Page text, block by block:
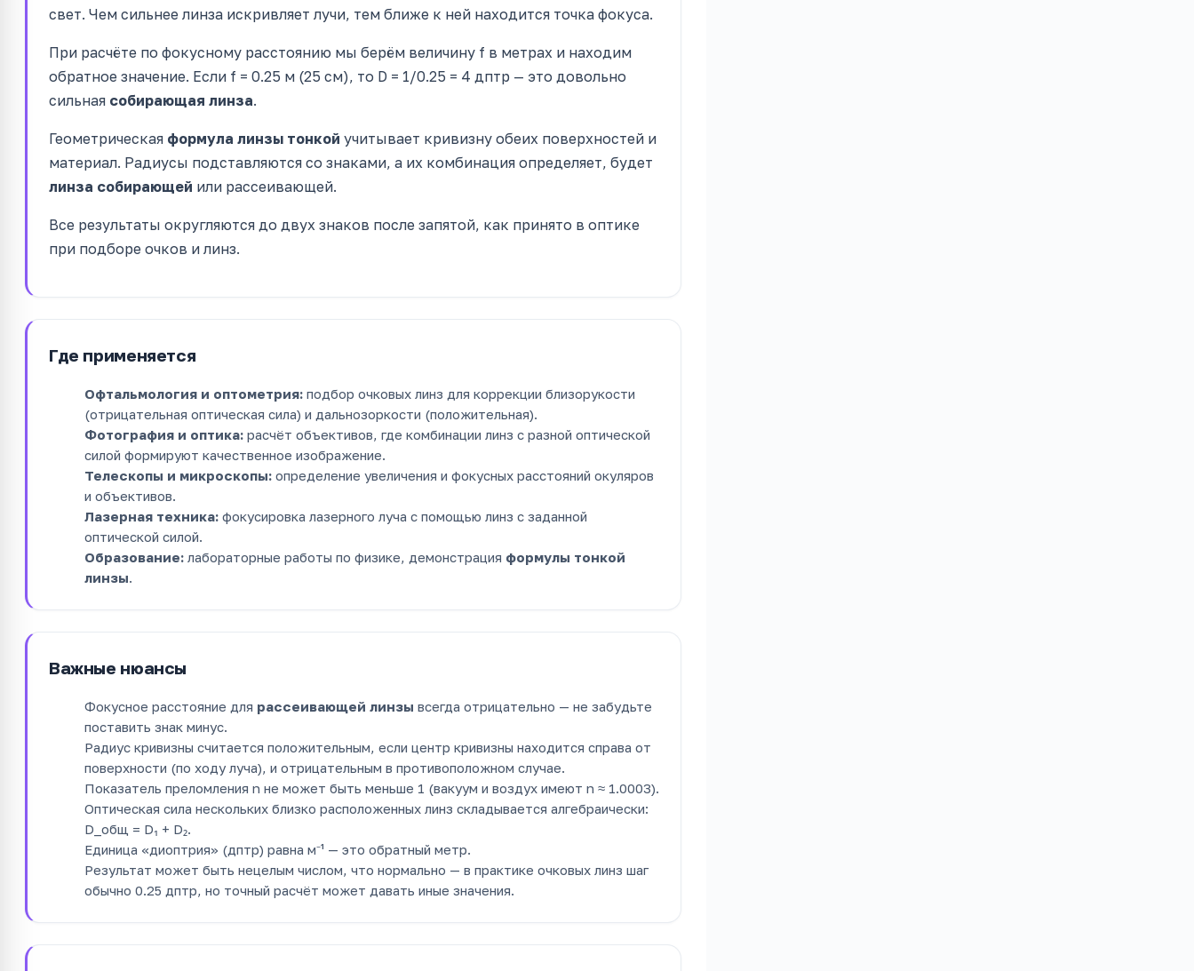
свет. Чем сильнее линза искривляет лучи, тем ближе к ней находится точка фокуса.
При расчёте по фокусному расстоянию мы берём величину f в метрах и находим
обратное значение. Если f = 0.25 м (25 см), то D = 1/0.25 = 4 дптр — это довольно
сильная собирающая линза.
Геометрическая формула линзы тонкой учитывает кривизну обеих поверхностей и
материал. Радиусы подставляются со знаками, а их комбинация определяет, будет
линза собирающей или рассеивающей.
Все результаты округляются до двух знаков после запятой, как принято в оптике
при подборе очков и линз.
Где применяется
Офтальмология и оптометрия: подбор очковых линз для коррекции близорукости
(отрицательная оптическая сила) и дальнозоркости (положительная).
Фотография и оптика: расчёт объективов, где комбинации линз с разной оптической
силой формируют качественное изображение.
Телескопы и микроскопы: определение увеличения и фокусных расстояний окуляров
и объективов.
Лазерная техника: фокусировка лазерного луча с помощью линз с заданной
оптической силой.
Образование: лабораторные работы по физике, демонстрация формулы тонкой
линзы.
Важные нюансы
Фокусное расстояние для рассеивающей линзы всегда отрицательно — не забудьте
поставить знак минус.
Радиус кривизны считается положительным, если центр кривизны находится справа от
поверхности (по ходу луча), и отрицательным в противоположном случае.
Показатель преломления n не может быть меньше 1 (вакуум и воздух имеют n ≈ 1.0003).
Оптическая сила нескольких близко расположенных линз складывается алгебраически:
D_общ = D₁ + D₂.
Единица «диоптрия» (дптр) равна м⁻¹ — это обратный метр.
Результат может быть нецелым числом, что нормально — в практике очковых линз шаг
обычно 0.25 дптр, но точный расчёт может давать иные значения.